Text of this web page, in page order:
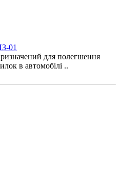
01
для полегшення
в автомобілі ..